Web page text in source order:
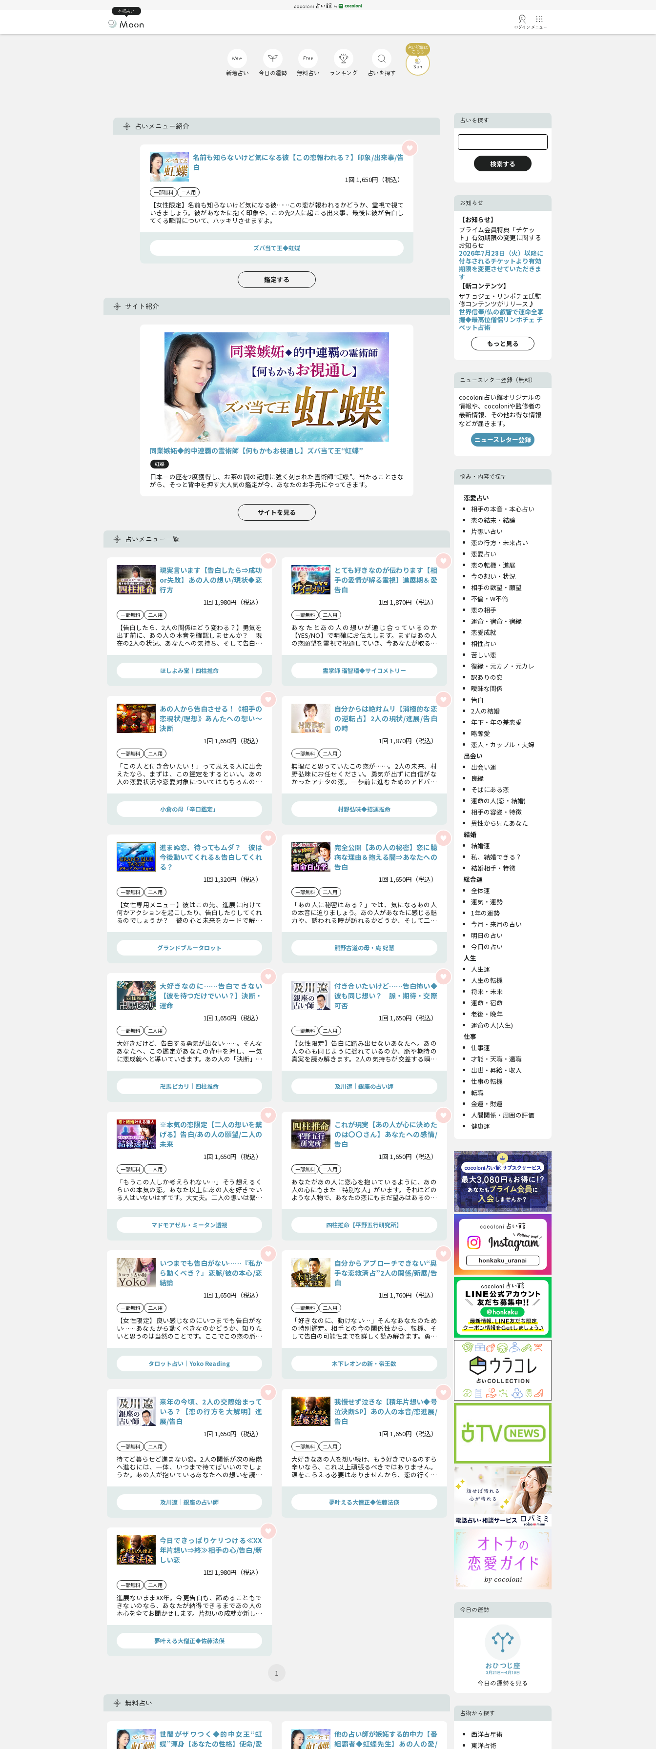
本格占い
ログイン メニュー
新着占い 今日の運勢 無料占い ランキング 占いを探す
占いメニュー紹介
名前も知らないけど気になる彼【この恋報われる？】印象/出来事/告
白
1回 1,650円（税込）
一部無料 二人用
【女性限定】名前も知らないけど気になる彼……この恋が報われるかどうか、霊視で視て
いきましょう。彼があなたに抱く印象や、この先2人に起こる出来事、最後に彼が告白し
てくる瞬間について、ハッキリさせますよ。
ズバ当て王◆虹蝶
鑑定する
サイト紹介
同業嫉妬◆的中連覇の霊術師【何もかもお視通し】ズバ当て王“虹蝶”
虹蝶
日本一の座を2度獲得し、お茶の間の記憶に強く刻まれた霊術師“虹蝶”。当たることさな
がら、そっと背中を押す大人気の鑑定が今、あなたのお手元にやってきます。
サイトを見る
占いメニュー一覧
現実言います【告白したら⇒成功
or失敗】あの人の想い/現状◆恋
行方
1回 1,980円（税込）
一部無料 二人用
【告白したら、2人の関係はどう変わる？】勇気を
出す前に、あの人の本音を確認しませんか？ 現
在の2人の状況、あなたへの気持ち、そして告白の
ほしよみ堂｜四柱推命
とても好きなのが伝わります【相
手の愛情が解る霊視】進展期＆愛
告白
1回 1,870円（税込）
一部無料 二人用
あなたとあの人の想いが通じ合っているのか
【YES/NO】で明確にお伝えします。まずはあの人
の恋願望を霊視で視通していき、今あなたが取るべ
霊掌師 瑠智瑠◆サイコメトリー
あの人から告白させる！《相手の
恋現状/理想》あんたへの想い〜
決断
1回 1,650円（税込）
一部無料 二人用
「この人と付き合いたい！」って思える人に出会
えたなら、まずは、この鑑定をするといい。あの
人の恋愛状況や恋愛対象についてはもちろんのこ
たが望む結果につながるだろうね。
小倉の母「辛口鑑定」
自分からは絶対ムリ【消極的な恋
の逆転占】2人の現状/進展/告白
の時
1回 1,870円（税込）
一部無料 二人用
無理だと思っていたこの恋が……。2人の未来、村
野弘味にお任せください。勇気が出ずに自信がな
かったアナタの恋。一歩前に進むためのアドバイ
村野弘味◆招運推命
進まぬ恋、待ってもムダ？ 彼は
今後動いてくれる＆告白してくれ
る？
1回 1,320円（税込）
一部無料 二人用
【女性専用メニュー】彼はこの先、進展に向けて
何かアクションを起こしたり、告白したりしてくれ
るのでしょうか？ 彼の心と未来をカードで解明
グランドブルータロット
完全公開【あの人の秘密】恋に臆
病な理由＆抱える闇⇒あなたへの
告白
1回 1,650円（税込）
一部無料 二人用
「あの人に秘密はある？」では、気になるあの人
の本音に迫りましょう。あの人があなたに感じる魅
力や、誘われる時が訪れるかどうか、そして二人
熊野古道の母・庵 妃慧
大好きなのに……告白できない
【彼を待つだけでいい？】決断・
運命
1回 1,650円（税込）
一部無料 二人用
大好きだけど、告白する勇気が出ない……。そんな
あなたへ、この鑑定があなたの背中を押し、一気
に恋成就へと導いていきます。あの人の「決断」や
卍馬ピカリ｜四柱推命
付き合いたいけど……告白怖い◆
彼も同じ想い？ 脈・期待・交際
可否
1回 1,650円（税込）
一部無料 二人用
【女性限定】告白に踏み出せないあなたへ。あの
人の心も同じように揺れているのか、脈や期待の
真実を読み解きます。2人の気持ちが交差する瞬間
及川遼｜銀座の占い師
※本気の恋限定【二人の想いを繋
げる】告白/あの人の願望/二人の
未来
1回 1,650円（税込）
一部無料 二人用
「もうこの人しか考えられない…」そう想えるく
らいの本気の恋。あなた以上にあの人を好きでい
る人はいないはずです。大丈夫。二人の想いは繋げ
マドモアゼル・ミータン透視
これが現実【あの人が心に決めた
のは〇〇さん】あなたへの感情/
告白
1回 1,650円（税込）
一部無料 二人用
あなたがあの人に恋心を抱いているように、あの
人の心にもまた「特別な人」がいます。それはどの
ような人物で、あなたの恋にもまだ望みはあるのか
四柱推命【平野五行研究所】
いつまでも告白がない……『私か
ら動くべき？』恋脈/彼の本心/恋
結論
1回 1,650円（税込）
一部無料 二人用
【女性限定】良い感じなのにいつまでも告白がな
い……あなたから動くべきなのかどうか、知りた
いと思うのは当然のことです。ここでこの恋の脈有
タロット占い｜Yoko Reading
自分からアプローチできない“奥
手な恋救済占”2人の関係/新展/告
白
1回 1,760円（税込）
一部無料 二人用
「好きなのに、動けない…」そんなあなたのため
の特別鑑定。相手との今の関係性から、転機、そ
して告白の可能性までを詳しく読み解きます。勇気
木下レオンの新・帝王数
来年の今頃、2人の交際始まって
いる？【恋の行方を大解明】進
展/告白
1回 1,650円（税込）
一部無料 二人用
待てど暮らせど進まない恋。2人の関係が次の段階
へ進むには、一体、いつまで待てばいいのでしょ
うか。あの人が抱いているあなたへの想いを読み
及川遼｜銀座の占い師
我慢せず泣きな【積年片想い◆号
泣決断SP】あの人の本音/恋進展/
告白
1回 1,650円（税込）
一部無料 二人用
大好きなあの人を想い続け、もう好きでいるのすら
辛いなら、これ以上頑張るべきではありません。
涙をこらえる必要はありませんから、恋の行く末
夢叶える大僧正◆佐藤法偀
今日できっぱりケリつける≪XX
年片想い⇒終≫相手の心/告白/新
しい恋
1回 1,980円（税込）
一部無料 二人用
進展ないままXX年。今更告白も、諦めることもで
きないのなら、あなたが納得できるまであの人の
本心を全てお聞かせします。片想いの成就か新しい
夢叶える大僧正◆佐藤法偀
1
無料占い
世間がザワつく◆的中女王“虹
蝶”渾身【あなたの性格】使命/愛
他の占い師が嫉妬する的中力【番
組覇者◆虹蝶先生】あの人の愛/
占いを探す
お知らせ
【お知らせ】
プライム会員特典「チケッ
ト」有効期限の変更に関する
お知らせ
2026年7月28日（火）以降に
付与されるチケットより有効
期限を変更させていただきま
す
【新コンテンツ】
ザチョジェ・リンポチェ氏監
修コンテンツがリリース♪
世界信奉/仏の叡智で運命全掌
握◆最高位僧侶リンポチェ チ
ベット占術
もっと見る
ニュースレター登録（無料）
cocoloni占い館オリジナルの
情報や、cocoloniや監修者の
最新情報、その他お得な情報
などが届きます。
ニュースレター登録
悩み・内容で探す
恋愛占い
相手の本音・本心占い
恋の結末・結論
片想い占い
恋の行方・未来占い
恋愛占い
恋の転機・進展
今の想い・状況
相手の欲望・願望
不倫・W不倫
恋の相手
運命・宿命・宿縁
恋愛成就
相性占い
苦しい恋
復縁・元カノ・元カレ
訳ありの恋
曖昧な関係
告白
2人の結婚
年下・年の差恋愛
略奪愛
恋人・カップル・夫婦
出会い
出会い運
良縁
そばにある恋
運命の人(恋・結婚)
相手の容姿・特徴
異性から見たあなた
結婚
結婚運
私、結婚できる？
結婚相手・特徴
総合運
全体運
運気・運勢
1年の運勢
今月・来月の占い
明日の占い
今日の占い
人生
人生運
人生の転機
将来・未来
運命・宿命
老後・晩年
運命の人(人生)
仕事
仕事運
才能・天職・適職
出世・昇給・収入
仕事の転機
転職
金運・財運
人間関係・周囲の評価
健康運
今日の運勢
今日の運勢を見る
占術から探す
西洋占星術
東洋占術